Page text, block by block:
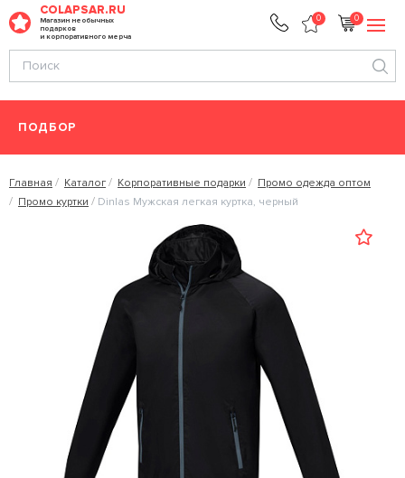
COLAPSAR.RU
Магазин необычных
подарков
и корпоративного мерча
0 0
ПОДБОР
Главная Каталог Корпоративные подарки
Промо одежда оптом
Промо куртки
Dinlas Мужская легкая куртка, черный